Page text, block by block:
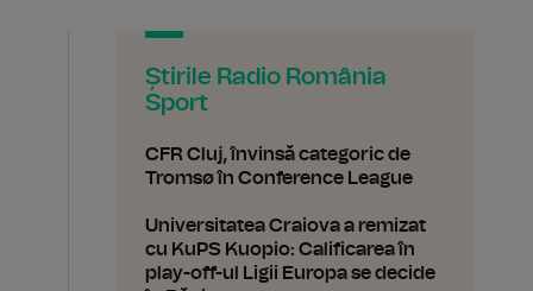
Știrile Radio România
Sport
CFR Cluj, învinsă categoric de
Tromsø în Conference League
Universitatea Craiova a remizat
cu KuPS Kuopio: Calificarea în
play-off-ul Ligii Europa se decide